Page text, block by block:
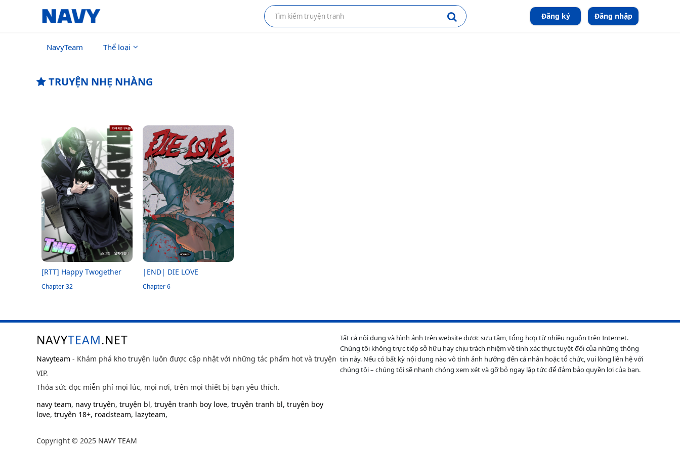
Đăng ký Đăng nhập
NavyTeam Thể loại
TRUYỆN NHẸ NHÀNG
[RTT] Happy Twogether
Chapter 32
|END| DIE LOVE
Chapter 6
NAVYTEAM.NET
Navyteam - Khám phá kho truyện luôn được cập nhật với những tác phẩm hot và truyện
VIP.
Thỏa sức đọc miễn phí mọi lúc, mọi nơi, trên mọi thiết bị bạn yêu thích.
navy team, navy truyện, truyện bl, truyện tranh boy love, truyện tranh bl, truyện boy
love, truyện 18+, roadsteam, lazyteam,
Copyright © 2025 NAVY TEAM
Tất cả nội dung và hình ảnh trên website được sưu tầm, tổng hợp từ nhiều nguồn trên Internet.
Chúng tôi không trực tiếp sở hữu hay chịu trách nhiệm về tính xác thực tuyệt đối của những thông
tin này. Nếu có bất kỳ nội dung nào vô tình ảnh hưởng đến cá nhân hoặc tổ chức, vui lòng liên hệ với
chúng tôi – chúng tôi sẽ nhanh chóng xem xét và gỡ bỏ ngay lập tức để đảm bảo quyền lợi của bạn.